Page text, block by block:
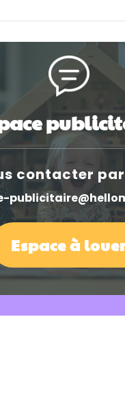
contacter
Espace à